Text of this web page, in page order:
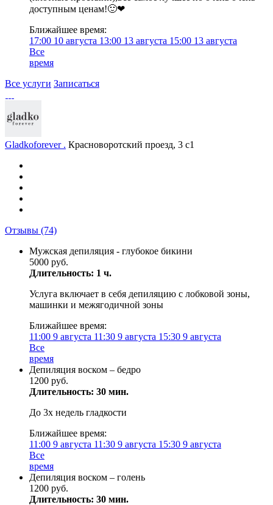
доступным ценам!🙂❤
Ближайшее время:
17:00 10 августа 13:00 13 августа 15:00 13 августа
Все
время
Все услуги Записаться
Gladkoforever . Красноворотский проезд, 3 с1
Отзывы (74)
Мужская депиляция - глубокое бикини
5000 руб.
Длительность: 1 ч.
Услуга включает в себя депиляцию с лобковой зоны,
машинки и межягодичной зоны
Ближайшее время:
11:00 9 августа 11:30 9 августа 15:30 9 августа
Все
время
Депиляция воском – бедро
1200 руб.
Длительность: 30 мин.
До 3х недель гладкости
Ближайшее время:
11:00 9 августа 11:30 9 августа 15:30 9 августа
Все
время
Депиляция воском – голень
1200 руб.
Длительность: 30 мин.